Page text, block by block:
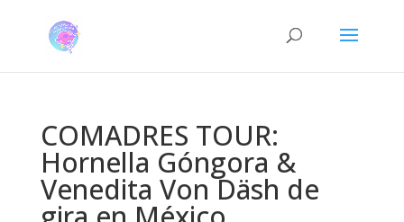
COMADRES TOUR:
Hornella Góngora &
Venedita Von Däsh de